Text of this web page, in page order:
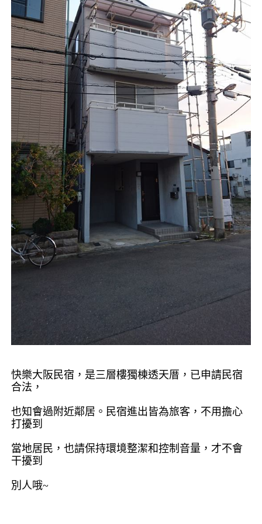
快樂大阪民宿，是三層樓獨棟透天厝，已申請民宿
合法，
也知會過附近鄰居。民宿進出皆為旅客，不用擔心
打擾到
當地居民，也請保持環境整潔和控制音量，才不會
干擾到
別人哦~